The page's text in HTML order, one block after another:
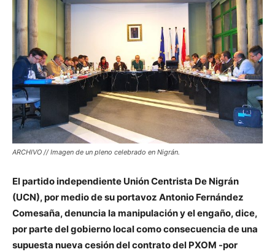
ARCHIVO // Imagen de un pleno celebrado en Nigrán.
El partido independiente Unión Centrista De Nigrán
(UCN), por medio de su portavoz Antonio Fernández
Comesaña, denuncia la manipulación y el engaño, dice,
por parte del gobierno local como consecuencia de una
supuesta nueva cesión del contrato del PXOM -por